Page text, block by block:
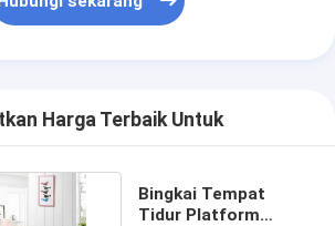
Harga Terbaik Untuk
Bingkai Tempat
Tidur Platform